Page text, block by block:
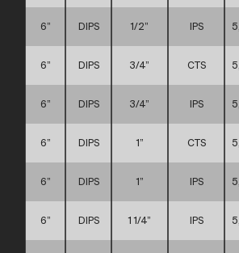
6” DIPS 1/2” IPS
6” DIPS 3/4” CTS
6” DIPS 3/4” IPS
6” DIPS 1” CTS
6” DIPS 1” IPS
6” DIPS 1 1/4” IPS